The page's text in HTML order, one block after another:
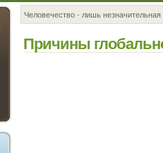
Человечество - лишь
Причины